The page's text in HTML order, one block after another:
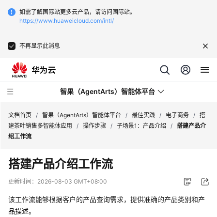
如需了解国际站更多云产品，请访问国际站。
https://www.huaweicloud.com/intl/
不再显示此消息
智果（AgentArts）智能体平台
新
动
态
产
品
文档首页 / 智果（AgentArts）智能体平台 / 最佳实践 / 电子商务 / 搭
建茶叶销售多智能体应用
/ 操作步骤 / 子场景1：产品介绍 / 搭建产品介
绍工作流
搭建产品介绍工作流
更新时间： 2026-08-03 GMT+08:00
该工作流能够根据客户的产品查询需求，提供准确的产品类别和产
品描述。